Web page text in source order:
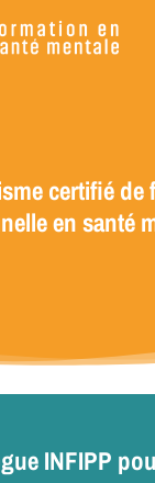
des cookies
certifié de
en santé
INFIPP